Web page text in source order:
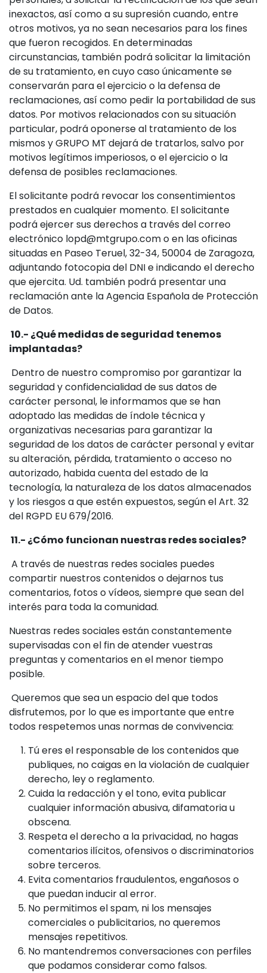
inexactos, así como a su supresión cuando, entre
otros motivos, ya no sean necesarios para los fines
que fueron recogidos. En determinadas
circunstancias, también podrá solicitar la limitación
de su tratamiento, en cuyo caso únicamente se
conservarán para el ejercicio o la defensa de
reclamaciones, así como pedir la portabilidad de sus
datos. Por motivos relacionados con su situación
particular, podrá oponerse al tratamiento de los
mismos y GRUPO MT dejará de tratarlos, salvo por
motivos legítimos imperiosos, o el ejercicio o la
defensa de posibles reclamaciones.
El solicitante podrá revocar los consentimientos
prestados en cualquier momento. El solicitante
podrá ejercer sus derechos a través del correo
electrónico lopd@mtgrupo.com o en las oficinas
situadas en Paseo Teruel, 32-34, 50004 de Zaragoza,
adjuntando fotocopia del DNI e indicando el derecho
que ejercita. Ud. también podrá presentar una
reclamación ante la Agencia Española de Protección
de Datos.
10.- ¿Qué medidas de seguridad tenemos
implantadas?
Dentro de nuestro compromiso por garantizar la
seguridad y confidencialidad de sus datos de
carácter personal, le informamos que se han
adoptado las medidas de índole técnica y
organizativas necesarias para garantizar la
seguridad de los datos de carácter personal y evitar
su alteración, pérdida, tratamiento o acceso no
autorizado, habida cuenta del estado de la
tecnología, la naturaleza de los datos almacenados
y los riesgos a que estén expuestos, según el Art. 32
del RGPD EU 679/2016.
11.- ¿Cómo funcionan nuestras redes sociales?
A través de nuestras redes sociales puedes
compartir nuestros contenidos o dejarnos tus
comentarios, fotos o vídeos, siempre que sean del
interés para toda la comunidad.
Nuestras redes sociales están constantemente
supervisadas con el fin de atender vuestras
preguntas y comentarios en el menor tiempo
posible.
Queremos que sea un espacio del que todos
disfrutemos, por lo que es importante que entre
todos respetemos unas normas de convivencia:
Tú eres el responsable de los contenidos que
publiques, no caigas en la violación de cualquier
derecho, ley o reglamento.
Cuida la redacción y el tono, evita publicar
cualquier información abusiva, difamatoria u
obscena.
Respeta el derecho a la privacidad, no hagas
comentarios ilícitos, ofensivos o discriminatorios
sobre terceros.
Evita comentarios fraudulentos, engañosos o
que puedan inducir al error.
No permitimos el spam, ni los mensajes
comerciales o publicitarios, no queremos
mensajes repetitivos.
No mantendremos conversaciones con perfiles
que podamos considerar como falsos.